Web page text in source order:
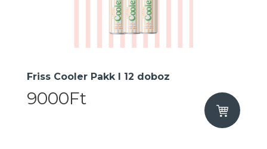
Friss Cooler Pakk I 12 doboz
9000Ft